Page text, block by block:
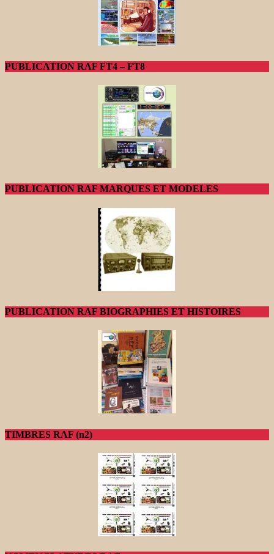
PUBLICATION RAF FT4 – FT8
PUBLICATION RAF MARQUES ET MODELES
PUBLICATION RAF BIOGRAPHIES ET HISTOIRES
TIMBRES RAF (n2)